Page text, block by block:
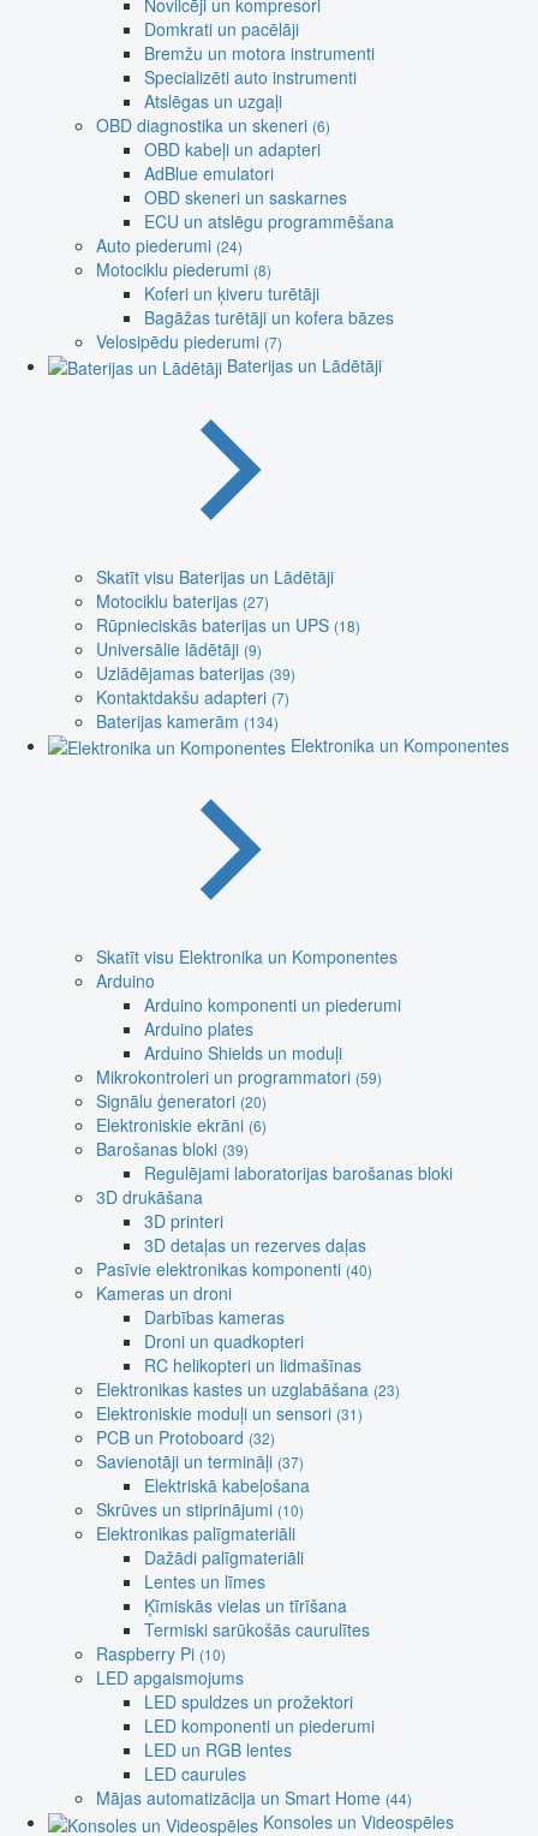
Domkrati un pacēlāji
Bremžu un motora instrumenti
Specializēti auto instrumenti
Atslēgas un uzgaļi
OBD diagnostika un skeneri (6)
OBD kabeļi un adapteri
AdBlue emulatori
OBD skeneri un saskarnes
ECU un atslēgu programmēšana
Auto piederumi (24)
Motociklu piederumi (8)
Koferi un ķiveru turētāji
Bagāžas turētāji un kofera bāzes
Velosipēdu piederumi (7)
Baterijas un Lādētāji
Skatīt visu Baterijas un Lādētāji
Motociklu baterijas (27)
Rūpnieciskās baterijas un UPS (18)
Universālie lādētāji (9)
Uzlādējamas baterijas (39)
Kontaktdakšu adapteri (7)
Baterijas kamerām (134)
Elektronika un Komponentes
Skatīt visu Elektronika un Komponentes
Arduino
Arduino komponenti un piederumi
Arduino plates
Arduino Shields un moduļi
Mikrokontroleri un programmatori (59)
Signālu ģeneratori (20)
Elektroniskie ekrāni (6)
Barošanas bloki (39)
Regulējami laboratorijas barošanas bloki
3D drukāšana
3D printeri
3D detaļas un rezerves daļas
Pasīvie elektronikas komponenti (40)
Kameras un droni
Darbības kameras
Droni un quadkopteri
RC helikopteri un lidmašīnas
Elektronikas kastes un uzglabāšana (23)
Elektroniskie moduļi un sensori (31)
PCB un Protoboard (32)
Savienotāji un termināļi (37)
Elektriskā kabeļošana
Skrūves un stiprinājumi (10)
Elektronikas palīgmateriāli
Dažādi palīgmateriāli
Lentes un līmes
Ķīmiskās vielas un tīrīšana
Termiski sarūkošās caurulītes
Raspberry Pi (10)
LED apgaismojums
LED spuldzes un prožektori
LED komponenti un piederumi
LED un RGB lentes
LED caurules
Mājas automatizācija un Smart Home (44)
Konsoles un Videospēles